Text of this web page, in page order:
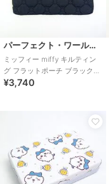
パーフェクト・ワールド・トーキョー
ミッフィー miffy キルティン
グ フラットポーチ ブラック
PCケース タブレットケース
¥3,740